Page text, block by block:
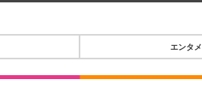
エンタメ